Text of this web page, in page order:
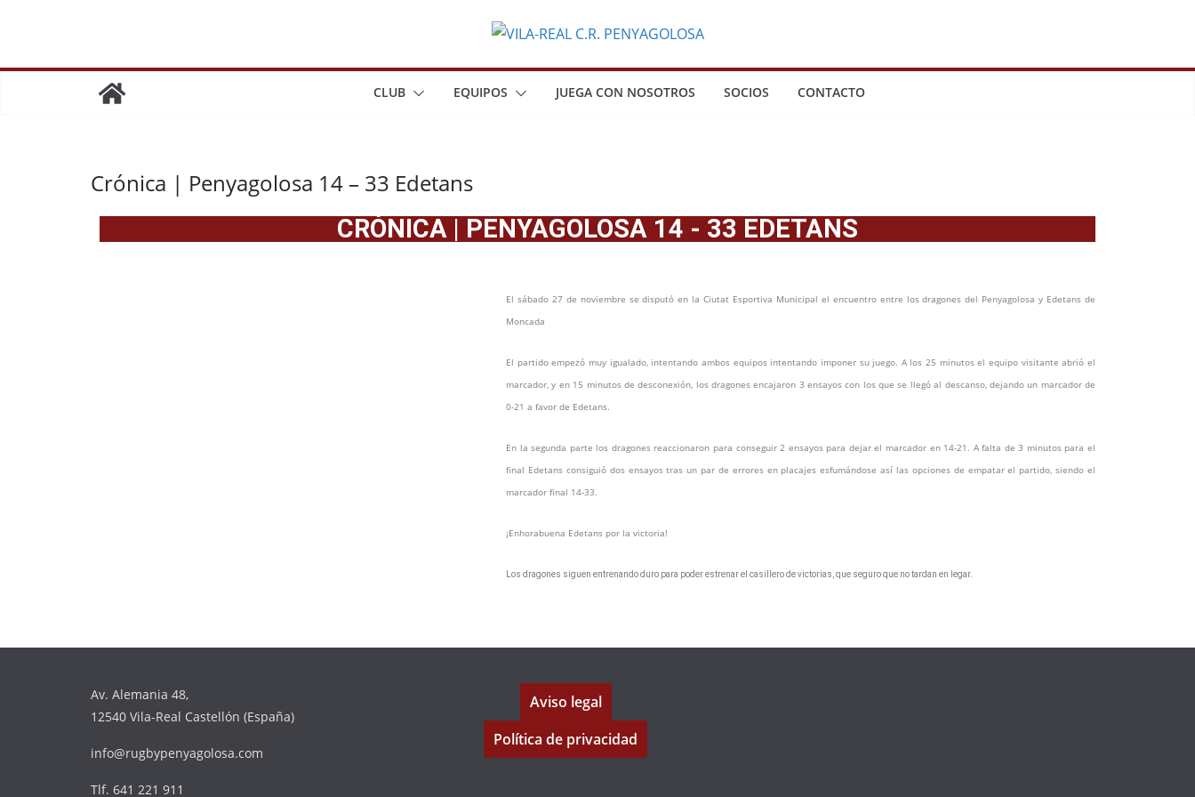
CLUB EQUIPOS JUEGA CON NOSOTROS SOCIOS CONTACTO
Crónica | Penyagolosa 14 – 33 Edetans
CRÓNICA | PENYAGOLOSA 14 - 33 EDETANS
El sábado 27 de noviembre se disputó en la Ciutat Esportiva Municipal el encuentro entre los dragones del Penyagolosa y Edetans de
Moncada
El partido empezó muy igualado, intentando ambos equipos intentando imponer su juego. A los 25 minutos el equipo visitante abrió el
marcador, y en 15 minutos de desconexión, los dragones encajaron 3 ensayos con los que se llegó al descanso, dejando un marcador de
0-21 a favor de Edetans.
En la segunda parte los dragones reaccionaron para conseguir 2 ensayos para dejar el marcador en 14-21. A falta de 3 minutos para el
final Edetans consiguió dos ensayos tras un par de errores en placajes esfumándose así las opciones de empatar el partido, siendo el
marcador final 14-33.
¡Enhorabuena Edetans por la victoria!
Los dragones siguen entrenando duro para poder estrenar el casillero de victorias, que seguro que no tardan en legar.
Av. Alemania 48,
12540 Vila-Real Castellón (España)
info@rugbypenyagolosa.com
Tlf. 641 221 911
Aviso legal
Política de privacidad